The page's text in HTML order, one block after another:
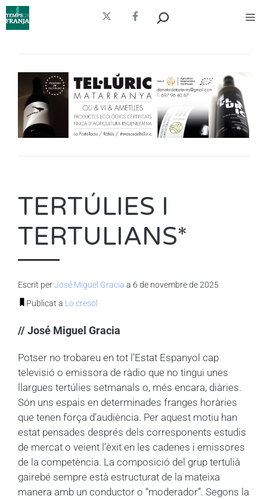
Vés
al
TERTÚLIES I
TERTULIANS*
Escrit perJosé Miguel Gracia a 6 de novembre de 2025
Publicat a Lo cresol
// José Miguel Gracia
Potser no trobareu en tot l’Estat Espanyol cap
televisió o emissora de ràdio que no tingui unes
llargues tertúlies setmanals o, més encara, diàries.
Són uns espais en determinades franges horàries
que tenen força d’audiència. Per aquest motiu han
estat pensades després dels corresponents estudis
de mercat o veient l’èxit en les cadenes i emissores
de la competència. La composició del grup tertulià
gairebé sempre està estructurat de la mateixa
manera amb un conductor o “moderador”. Segons la